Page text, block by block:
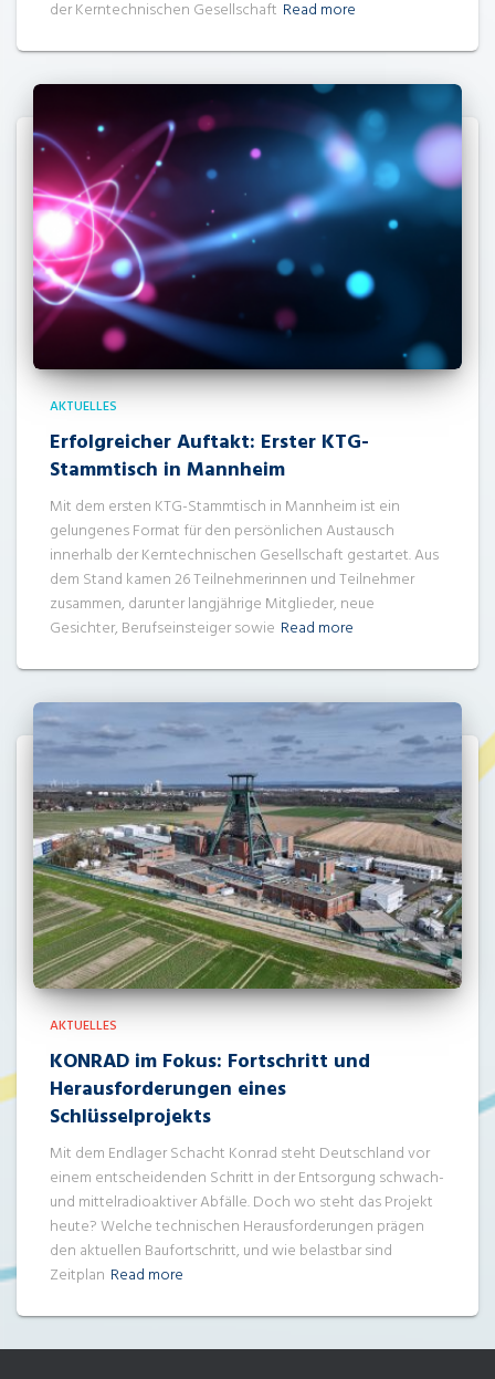
der Kerntechnischen Gesellschaft Read more
AKTUELLES
Erfolgreicher Auftakt: Erster KTG-
Stammtisch in Mannheim
Mit dem ersten KTG-Stammtisch in Mannheim ist ein
gelungenes Format für den persönlichen Austausch
innerhalb der Kerntechnischen Gesellschaft gestartet. Aus
dem Stand kamen 26 Teilnehmerinnen und Teilnehmer
zusammen, darunter langjährige Mitglieder, neue
Gesichter, Berufseinsteiger sowie Read more
AKTUELLES
KONRAD im Fokus: Fortschritt und
Herausforderungen eines
Schlüsselprojekts
Mit dem Endlager Schacht Konrad steht Deutschland vor
einem entscheidenden Schritt in der Entsorgung schwach-
und mittelradioaktiver Abfälle. Doch wo steht das Projekt
heute? Welche technischen Herausforderungen prägen
den aktuellen Baufortschritt, und wie belastbar sind
Zeitplan Read more